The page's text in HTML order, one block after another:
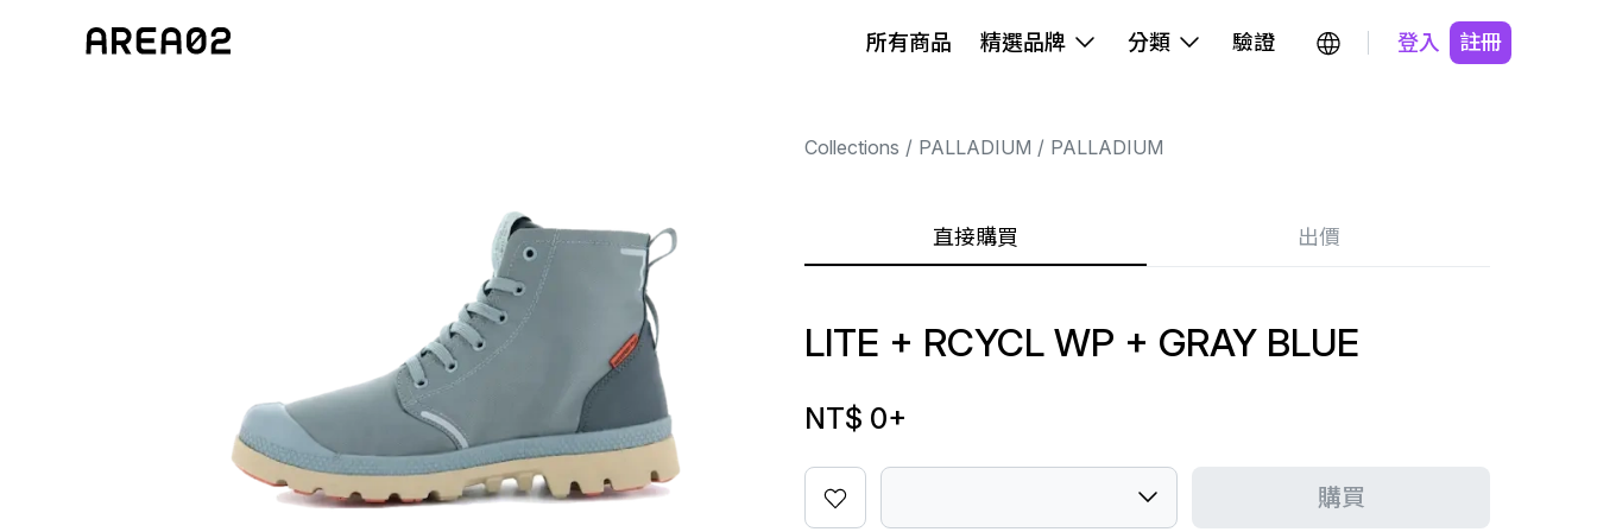
所有商品 精選品牌 分類 驗證 登入 註冊
Collections PALLADIUM PALLADIUM
直接購買 出價
LITE + RCYCL WP + GRAY BLUE
NT$ 0+
購買